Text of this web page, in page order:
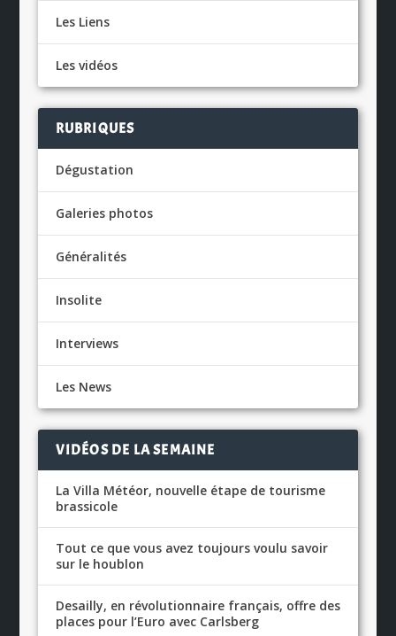
Les Liens
Les vidéos
RUBRIQUES
Dégustation
Galeries photos
Généralités
Insolite
Interviews
Les News
VIDÉOS DE LA SEMAINE
La Villa Météor, nouvelle étape de tourisme
brassicole
Tout ce que vous avez toujours voulu savoir
sur le houblon
Desailly, en révolutionnaire français, offre des
places pour l’Euro avec Carlsberg